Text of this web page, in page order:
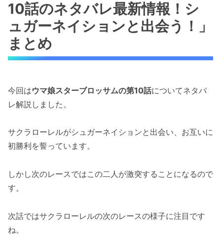
10話のネタバレ最新情報！シ
ュガーネイションと出会う！」
まとめ
今回はウマ娘スターブロッサムの第10話についてネタバ
レ解説しました。
サクラローレルがシュガーネイションと出会い、お互いに
初勝利を誓っています。
しかし次のレースではこの二人が激突することになるので
す。
次話ではサクラローレルの次のレースの様子に注目です
ね。